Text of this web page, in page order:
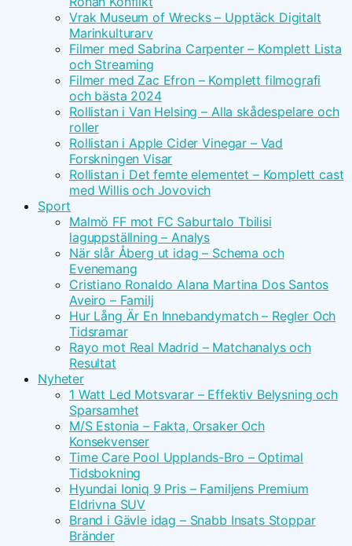
Vrak Museum of Wrecks – Upptäck Digitalt
Marinkulturarv
Filmer med Sabrina Carpenter – Komplett Lista
och Streaming
Filmer med Zac Efron – Komplett filmografi
och bästa 2024
Rollistan i Van Helsing – Alla skådespelare och
roller
Rollistan i Apple Cider Vinegar – Vad
Forskningen Visar
Rollistan i Det femte elementet – Komplett cast
med Willis och Jovovich
Sport
Malmö FF mot FC Saburtalo Tbilisi
laguppställning – Analys
När slår Åberg ut idag – Schema och
Evenemang
Cristiano Ronaldo Alana Martina Dos Santos
Aveiro – Familj
Hur Lång Är En Innebandymatch – Regler Och
Tidsramar
Rayo mot Real Madrid – Matchanalys och
Resultat
Nyheter
1 Watt Led Motsvarar – Effektiv Belysning och
Sparsamhet
M/S Estonia – Fakta, Orsaker Och
Konsekvenser
Time Care Pool Upplands-Bro – Optimal
Tidsbokning
Hyundai Ioniq 9 Pris – Familjens Premium
Eldrivna SUV
Brand i Gävle idag – Snabb Insats Stoppar
Bränder